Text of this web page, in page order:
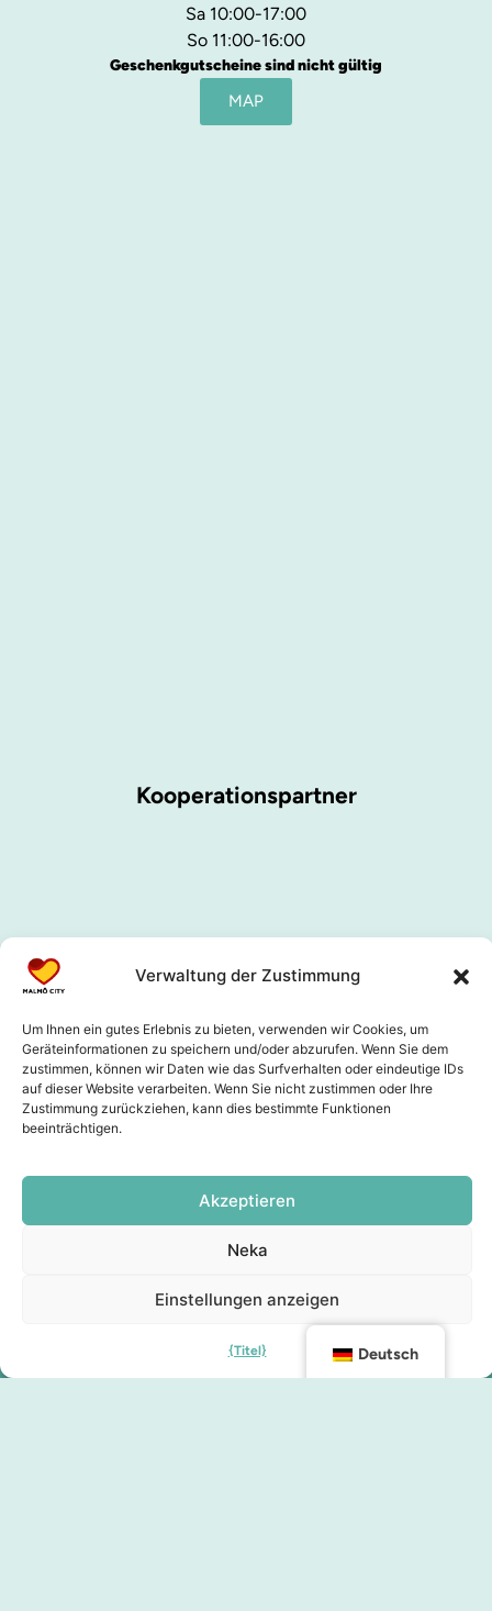
Verwaltung der Zustimmung
Um Ihnen ein gutes Erlebnis zu bieten, verwenden wir Cookies, um
Geräteinformationen zu speichern und/oder abzurufen. Wenn Sie dem
zustimmen, können wir Daten wie das Surfverhalten oder eindeutige IDs
auf dieser Website verarbeiten. Wenn Sie nicht zustimmen oder Ihre
Zustimmung zurückziehen, kann dies bestimmte Funktionen
beeinträchtigen.
Akzeptieren
Neka
Einstellungen anzeigen
{Titel}
Sa 10:00-17:00
So 11:00-16:00
Geschenkgutscheine sind nicht gültig
MAP
Kooperationspartner
Deutsch